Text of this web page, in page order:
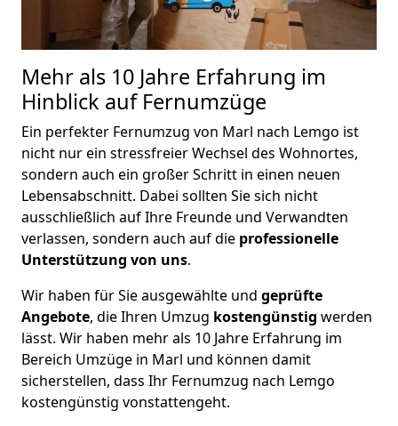
Mehr als 10 Jahre Erfahrung im
Hinblick auf Fernumzüge
Ein perfekter Fernumzug von Marl nach Lemgo ist
nicht nur ein stressfreier Wechsel des Wohnortes,
sondern auch ein großer Schritt in einen neuen
Lebensabschnitt. Dabei sollten Sie sich nicht
ausschließlich auf Ihre Freunde und Verwandten
verlassen, sondern auch auf die professionelle
Unterstützung von uns.
Wir haben für Sie ausgewählte und geprüfte
Angebote, die Ihren Umzug kostengünstig werden
lässt. Wir haben mehr als 10 Jahre Erfahrung im
Bereich Umzüge in Marl und können damit
sicherstellen, dass Ihr Fernumzug nach Lemgo
kostengünstig vonstattengeht.